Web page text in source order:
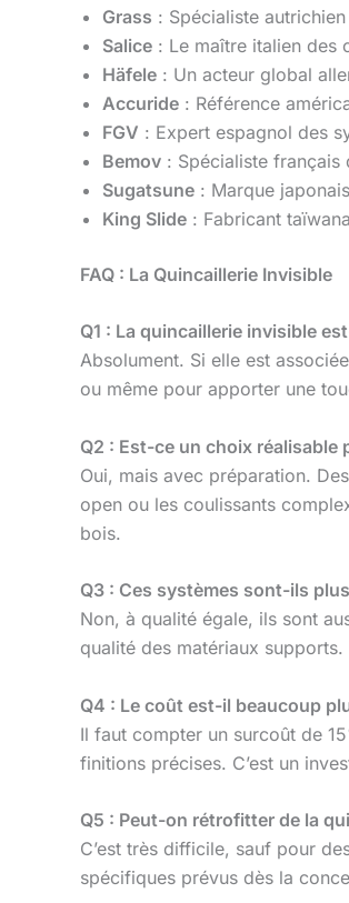
Grass : Spécialiste
Salice : Le maître italien des
Häfele : Un acteur global
Accuride : Référence
FGV : Expert espagnol des
Bemov : Spécialiste français
Sugatsune : Marque
King Slide : Fabricant
FAQ : La Quincaillerie Invisible
Q1 : La quincaillerie invisible
Absolument. Si elle est
ou même pour apporter une
Q2 : Est-ce un choix réalisable
Oui, mais avec préparation.
open ou les coulissants
bois.
Q3 : Ces systèmes sont-ils
Non, à qualité égale, ils sont
qualité des matériaux supports.
Q4 : Le coût est-il beaucoup
Il faut compter un surcoût de
finitions précises. C’est un
Q5 : Peut-on rétrofitter de la
C’est très difficile, sauf pour
spécifiques prévus dès la